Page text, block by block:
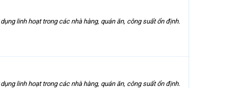
linh hoạt trong các nhà hàng, quán ăn, công suất ổn định.
linh hoạt trong các nhà hàng, quán ăn, công suất ổn định.